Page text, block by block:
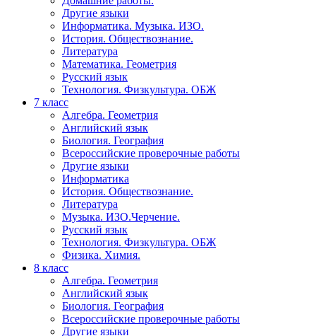
Другие языки
Информатика. Музыка. ИЗО.
История. Обществознание.
Литература
Математика. Геометрия
Русский язык
Технология. Физкультура. ОБЖ
7 класс
Алгебра. Геометрия
Английский язык
Биология. География
Всероссийские проверочные работы
Другие языки
Информатика
История. Обществознание.
Литература
Музыка. ИЗО.Черчение.
Русский язык
Технология. Физкультура. ОБЖ
Физика. Химия.
8 класс
Алгебра. Геометрия
Английский язык
Биология. География
Всероссийские проверочные работы
Другие языки